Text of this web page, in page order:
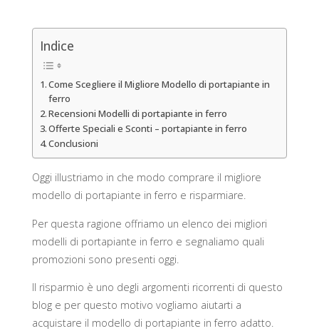
Indice
Come Scegliere il Migliore Modello di portapiante in
ferro
Recensioni Modelli di portapiante in ferro
Offerte Speciali e Sconti – portapiante in ferro
Conclusioni
Oggi illustriamo in che modo comprare il migliore
modello di portapiante in ferro e risparmiare.
Per questa ragione offriamo un elenco dei migliori
modelli di portapiante in ferro e segnaliamo quali
promozioni sono presenti oggi.
Il risparmio è uno degli argomenti ricorrenti di questo
blog e per questo motivo vogliamo aiutarti a
acquistare il modello di portapiante in ferro adatto.